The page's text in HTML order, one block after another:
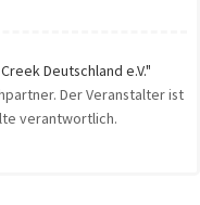
Deutschland e.V."
Der Veranstalter ist
verantwortlich.